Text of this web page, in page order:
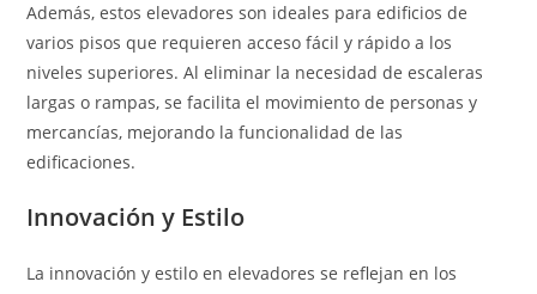
Además, estos elevadores son ideales para edificios de
varios pisos que requieren acceso fácil y rápido a los
niveles superiores. Al eliminar la necesidad de escaleras
largas o rampas, se facilita el movimiento de personas y
mercancías, mejorando la funcionalidad de las
edificaciones.
Innovación y Estilo
La innovación y estilo en elevadores se reflejan en los